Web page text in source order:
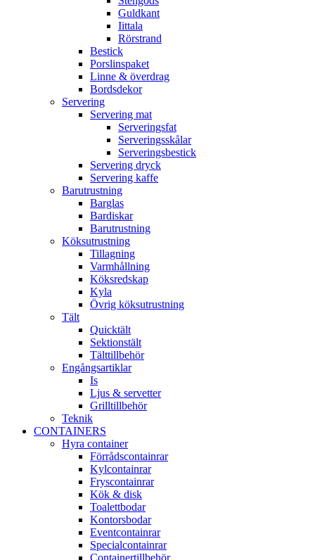
Guldkant
Iittala
Rörstrand
Bestick
Porslinspaket
Linne & överdrag
Bordsdekor
Servering
Servering mat
Serveringsfat
Serveringsskålar
Serveringsbestick
Servering dryck
Servering kaffe
Barutrustning
Barglas
Bardiskar
Barutrustning
Köksutrustning
Tillagning
Varmhållning
Köksredskap
Kyla
Övrig köksutrustning
Tält
Quicktält
Sektionstält
Tälttillbehör
Engångsartiklar
Is
Ljus & servetter
Grilltillbehör
Teknik
CONTAINERS
Hyra container
Förrådscontainrar
Kylcontainrar
Fryscontainrar
Kök & disk
Toalettbodar
Kontorsbodar
Eventcontainrar
Specialcontainrar